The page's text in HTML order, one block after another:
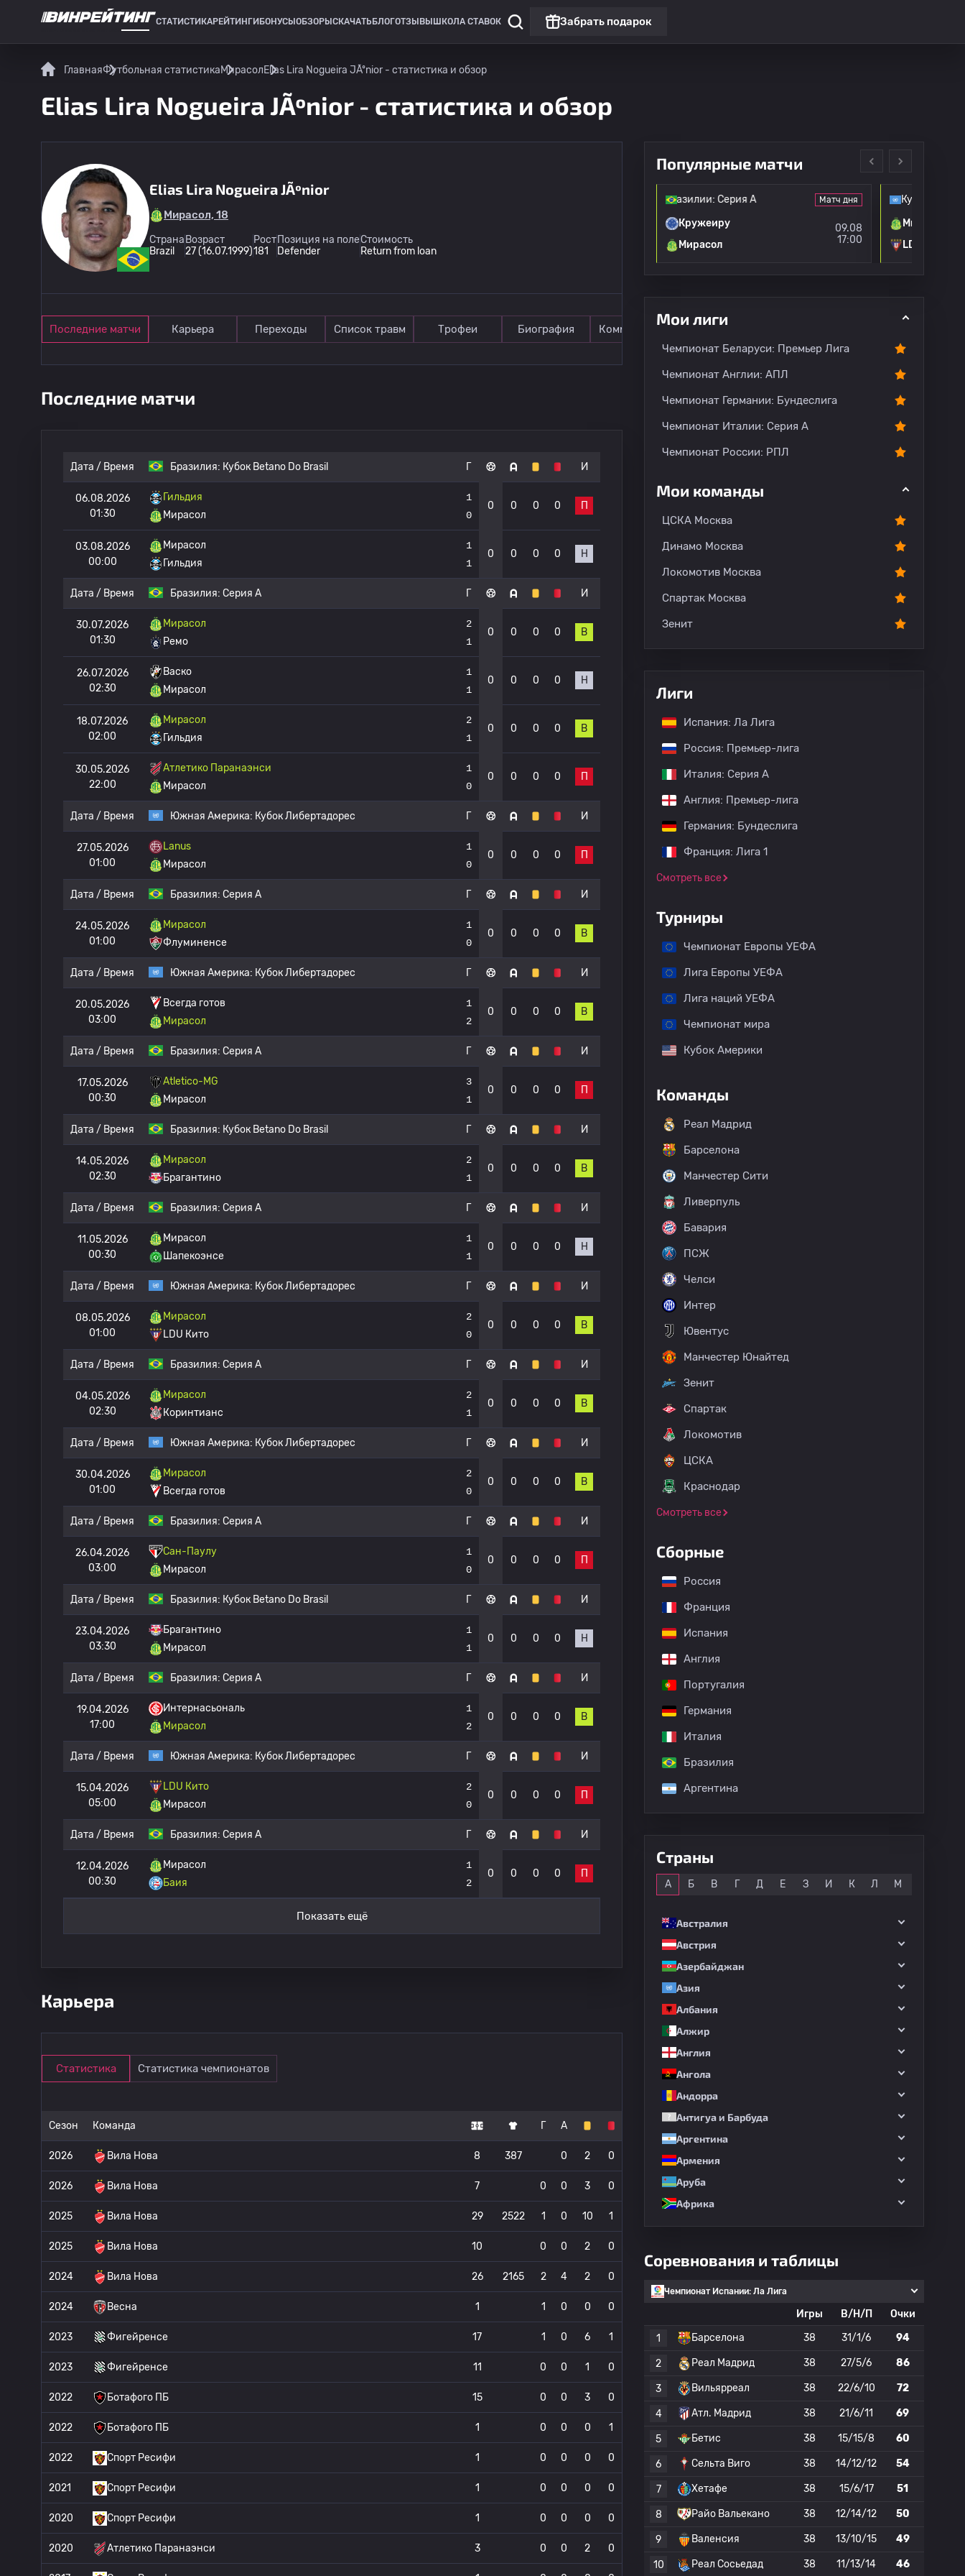
СТАТИСТИКАРЕЙТИНГИ БОНУСЫ ОБЗОРЫ СКАЧАТЬ БЛОГОТЗЫВЫ ШКОЛА СТАВОК Забрать подарок
ГлавнаяФутбольная статистикаМирасолElias Lira Nogueira JÃºnior - статистика и обзор
Elias Lira Nogueira JÃºnior - статистика и обзор
Elias Lira Nogueira JÃºnior
Мирасол, 18
Страна
Brazil
Возраст
27 (16.07.1999)
Рост
181
Позиция на поле
Defender
Стоимость
Return from loan
Последние матчи Карьера Переходы Список травм Трофеи Биография Комментарии
Последние матчи
Дата / Время Бразилия: Кубок Betano Do Brasil Г И
06.08.2026
01:30
Гильдия
Мирасол
1
0
0 0 0 0 П
03.08.2026
00:00
Мирасол
Гильдия
1
1
0 0 0 0 Н
Дата / Время Бразилия: Серия А Г И
30.07.2026
01:30
Мирасол
Ремо
2
1
0 0 0 0 В
26.07.2026
02:30
Васко
Мирасол
1
1
0 0 0 0 Н
18.07.2026
02:00
Мирасол
Гильдия
2
1
0 0 0 0 В
30.05.2026
22:00
Атлетико Паранаэнси
Мирасол
1
0
0 0 0 0 П
Дата / Время Южная Америка: Кубок Либертадорес Г И
27.05.2026
01:00
Lanus
Мирасол
1
0
0 0 0 0 П
Дата / Время Бразилия: Серия А Г И
24.05.2026
01:00
Мирасол
Флуминенсе
1
0
0 0 0 0 В
Дата / Время Южная Америка: Кубок Либертадорес Г И
20.05.2026
03:00
Всегда готов
Мирасол
1
2
0 0 0 0 В
Дата / Время Бразилия: Серия А Г И
17.05.2026
00:30
Atletico-MG
Мирасол
3
1
0 0 0 0 П
Дата / Время Бразилия: Кубок Betano Do Brasil Г И
14.05.2026
02:30
Мирасол
Брагантино
2
1
0 0 0 0 В
Дата / Время Бразилия: Серия А Г И
11.05.2026
00:30
Мирасол
Шапекоэнсе
1
1
0 0 0 0 Н
Дата / Время Южная Америка: Кубок Либертадорес Г И
08.05.2026
01:00
Мирасол
LDU Кито
2
0
0 0 0 0 В
Дата / Время Бразилия: Серия А Г И
04.05.2026
02:30
Мирасол
Коринтианс
2
1
0 0 0 0 В
Дата / Время Южная Америка: Кубок Либертадорес Г И
30.04.2026
01:00
Мирасол
Всегда готов
2
0
0 0 0 0 В
Дата / Время Бразилия: Серия А Г И
26.04.2026
03:00
Сан-Паулу
Мирасол
1
0
0 0 0 0 П
Дата / Время Бразилия: Кубок Betano Do Brasil Г И
23.04.2026
03:30
Брагантино
Мирасол
1
1
0 0 0 0 Н
Дата / Время Бразилия: Серия А Г И
19.04.2026
17:00
Интернасьональ
Мирасол
1
2
0 0 0 0 В
Дата / Время Южная Америка: Кубок Либертадорес Г И
15.04.2026
05:00
LDU Кито
Мирасол
2
0
0 0 0 0 П
Дата / Время Бразилия: Серия А Г И
12.04.2026
00:30
Мирасол
Баия
1
2
0 0 0 0 П
Показать ещё
Карьера
Статистика Статистика чемпионатов
Сезон Команда Г А
2026 Вила Нова 8 387 0 2 0
2026 Вила Нова 7 0 0 3 0
2025 Вила Нова 29 2522 1 0 10 1
2025 Вила Нова 10 0 0 2 0
2024 Вила Нова 26 2165 2 4 2 0
2024 Весна 1 1 0 0 0
2023 Фигейренсе 17 1 0 6 1
2023 Фигейренсе 11 0 0 1 0
2022 Ботафого ПБ 15 0 0 3 0
2022 Ботафого ПБ 1 0 0 0 1
2022 Спорт Ресифи 1 0 0 0 0
2021 Спорт Ресифи 1 0 0 0 0
2020 Спорт Ресифи 1 0 0 0 0
2020 Атлетико Паранаэнси 3 0 0 2 0
Популярные матчи
Чемпионат Бразилии: Серия А Матч дня
Кружеиру
Мирасол
09.08
17:00
Кубок
Мирасол
LDU Кито
Мои лиги
Чемпионат Беларуси: Премьер Лига
Чемпионат Англии: АПЛ
Чемпионат Германии: Бундеслига
Чемпионат Италии: Серия А
Чемпионат России: РПЛ
Мои команды
ЦСКА Москва
Динамо Москва
Локомотив Москва
Спартак Москва
Зенит
Лиги
Испания: Ла Лига
Россия: Премьер-лига
Италия: Серия А
Англия: Премьер-лига
Германия: Бундеслига
Франция: Лига 1
Смотреть все
Турниры
Чемпионат Европы УЕФА
Лига Европы УЕФА
Лига наций УЕФА
Чемпионат мира
Кубок Америки
Команды
Реал Мадрид
Барселона
Манчестер Сити
Ливерпуль
Бавария
ПСЖ
Челси
Интер
Ювентус
Манчестер Юнайтед
Зенит
Спартак
Локомотив
ЦСКА
Краснодар
Смотреть все
Сборные
Россия
Франция
Испания
Англия
Португалия
Германия
Италия
Бразилия
Аргентина
Страны
А Б В Г Д Е З И К Л М
Австралия
Австрия
Азербайджан
Азия
Албания
Алжир
Англия
Ангола
Андорра
Антигуа и Барбуда
Аргентина
Армения
Аруба
Африка
Соревнования и таблицы
Чемпионат Испании: Ла Лига
Игры В/Н/П
Очки
1
Барселона 38 31/1/6 94
2 Реал Мадрид 38 27/5/6 86
3 Вильярреал 38 22/6/10 72
4 Атл. Мадрид 38 21/6/11 69
5 Бетис 38 15/15/8 60
6 Сельта Виго 38 14/12/12 54
7 Хетафе 38 15/6/17 51
8 Райо Вальекано 38 12/14/12 50
9 Валенсия 38 13/10/15 49
10 Реал Сосьедад 38 11/13/14 46